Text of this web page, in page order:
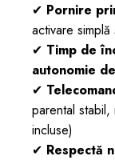
✔ Pornire
activare simplă
✔ Timp de
autonomie
✔
parental
incluse)
✔ Respectă